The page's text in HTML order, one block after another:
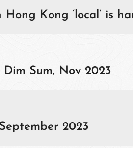
Kong ‘local’ is
Sum, Nov 2023
2023